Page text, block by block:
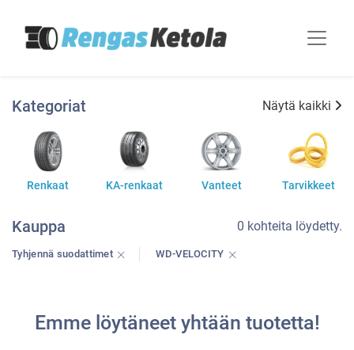
Kategoriat Näytä kaikki
Renkaat KA-renkaat Vanteet Tarvikkeet
Kauppa 0 kohteita löydetty.
Tyhjennä suodattimet WD-VELOCITY
Emme löytäneet yhtään tuotetta!